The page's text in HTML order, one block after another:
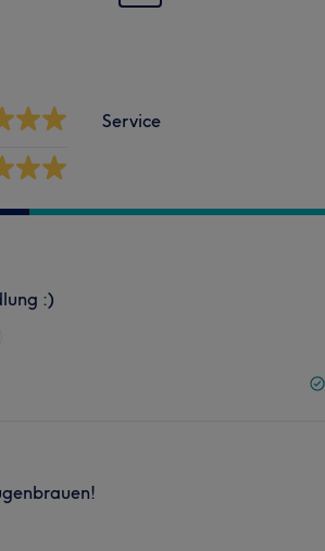
Service
:)